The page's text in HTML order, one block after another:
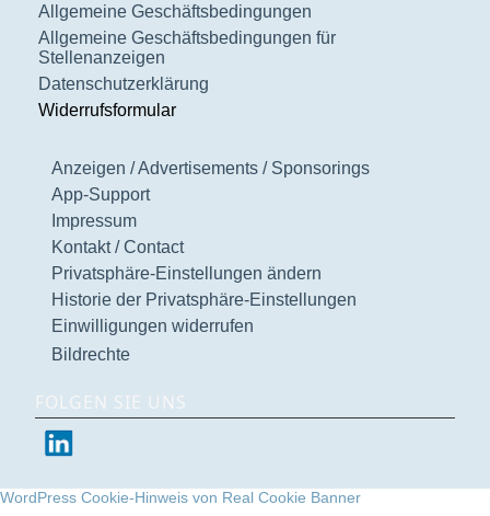
Allgemeine Geschäftsbedingungen
Allgemeine Geschäftsbedingungen für
Stellenanzeigen
Datenschutzerklärung
Widerrufsformular
Anzeigen / Advertisements / Sponsorings
App-Support
Impressum
Kontakt / Contact
Privatsphäre-Einstellungen ändern
Historie der Privatsphäre-Einstellungen
Einwilligungen widerrufen
Bildrechte
FOLGEN SIE UNS
WordPress Cookie-Hinweis von Real Cookie Banner